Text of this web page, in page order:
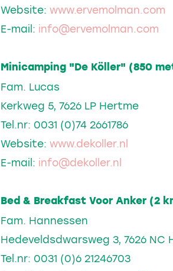
Website: www.ervemolman.com
E-mail: info@ervemolman.com
Minicamping "De Köller" (850
Fam. Lucas
Kerkweg 5, 7626 LP Hertme
Tel.nr: 0031 (0)74 2661786
Website: www.dekoller.nl
E-mail: info@dekoller.nl
Bed & Breakfast Voor Anker (2
Fam. Hannessen
Hedeveldsdwarsweg 3, 7626 NC
Tel.nr: 0031 (0)6 21246703